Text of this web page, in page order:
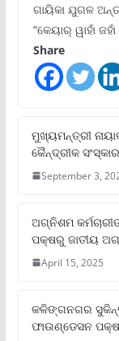
ଗାୟିକା ଯୁଗଳ
“କେୟାର୍ ୱାହାଁ
Share
ମୁଖ୍ୟମନ୍ତ୍ରୀ
କୈନ୍ଦ୍ରୀକ
September 3,
ଅଗ୍ନିଶମ
ପକ୍ଷରୁ ଜାତୀୟ
April 15, 2025
କଳିଙ୍ଗନଗର
ଫାଉଣ୍ଡେସନ